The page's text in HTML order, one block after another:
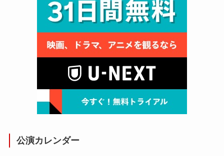
公演カレンダー